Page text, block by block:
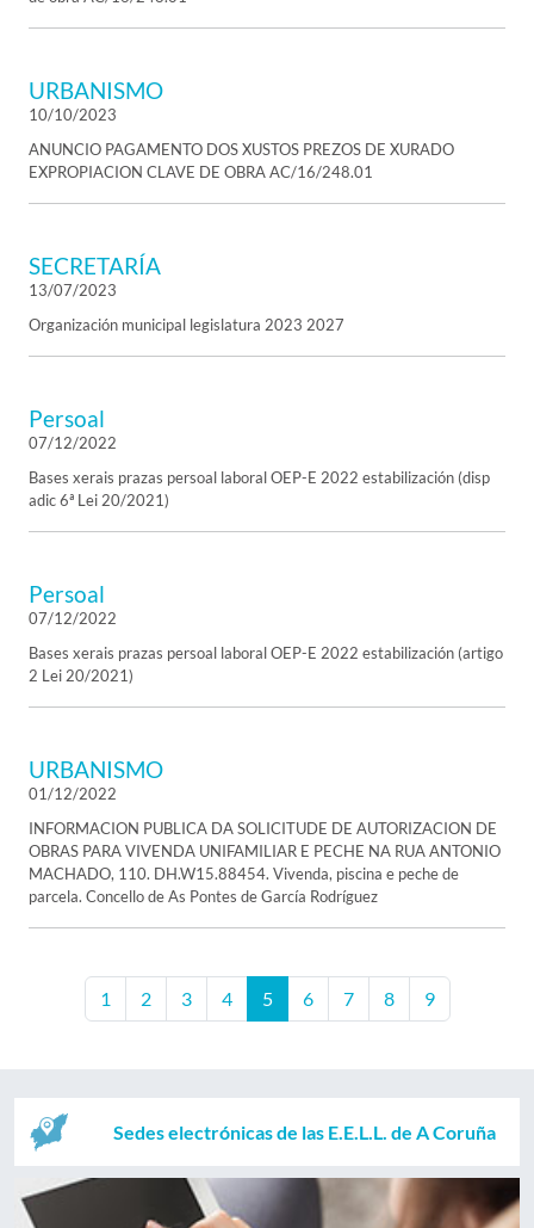
URBANISMO
10/10/2023
ANUNCIO PAGAMENTO DOS XUSTOS PREZOS DE XURADO
EXPROPIACION CLAVE DE OBRA AC/16/248.01
SECRETARÍA
13/07/2023
Organización municipal legislatura 2023 2027
Persoal
07/12/2022
Bases xerais prazas persoal laboral OEP-E 2022 estabilización (disp
adic 6ª Lei 20/2021)
Persoal
07/12/2022
Bases xerais prazas persoal laboral OEP-E 2022 estabilización (artigo
2 Lei 20/2021)
URBANISMO
01/12/2022
INFORMACION PUBLICA DA SOLICITUDE DE AUTORIZACION DE
OBRAS PARA VIVENDA UNIFAMILIAR E PECHE NA RUA ANTONIO
MACHADO, 110. DH.W15.88454. Vivenda, piscina e peche de
parcela. Concello de As Pontes de García Rodríguez
1 2 3 4 5 6 7 8 9
Sedes electrónicas de las E.E.L.L. de A Coruña